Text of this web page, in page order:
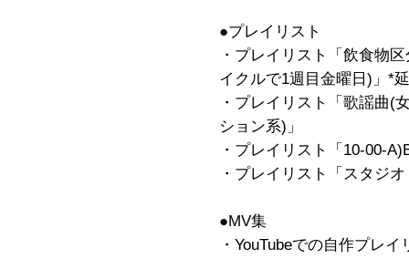
●プレイリスト
・プレイリスト「飲食物
イクルで1週目金曜日)」*
・プレイリスト「歌謡曲(
ション系)」
・プレイリスト「10-00-
・プレイリスト「スタジ
●MV集
・YouTubeでの自作プレ